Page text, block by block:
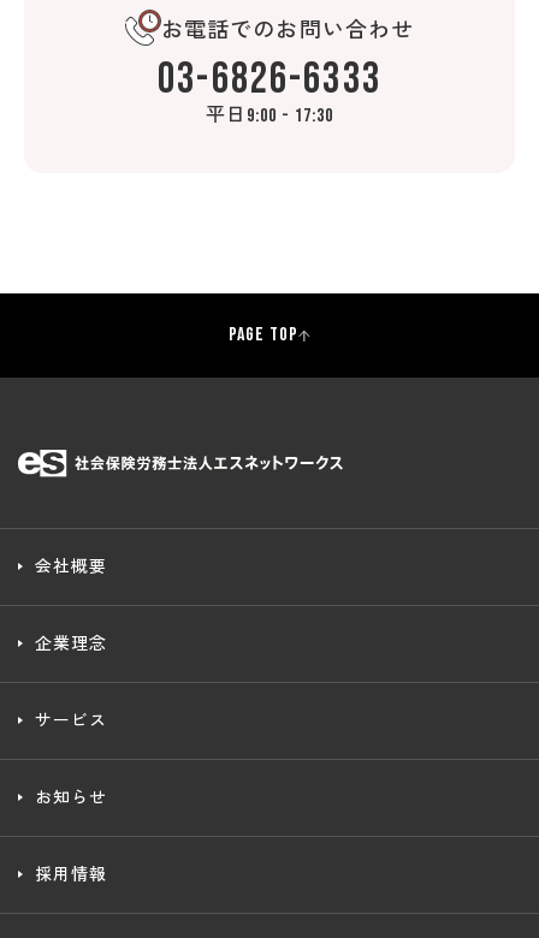
お電話でのお問い合わせ
03-6826-6333
平日 9:00 - 17:30
PAGE TOP
会社概要
企業理念
サービス
お知らせ
採用情報